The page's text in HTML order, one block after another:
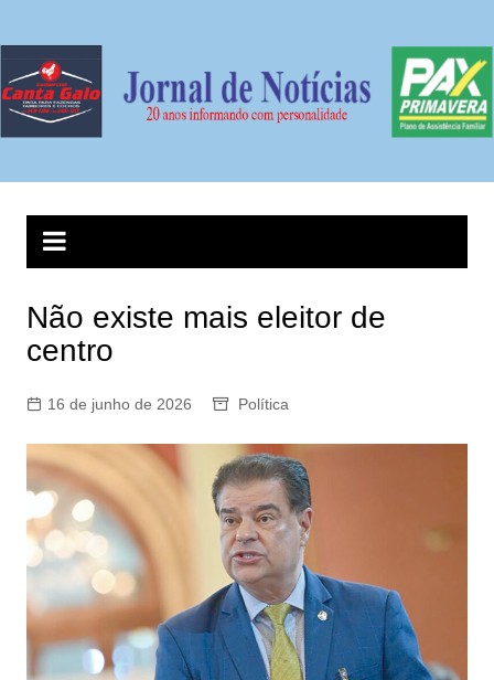
conteúdo
Não existe mais eleitor de
centro
16 de junho de 2026 Política